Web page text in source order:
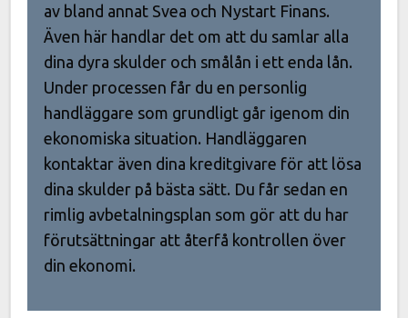
av bland annat Svea och Nystart Finans.
Även här handlar det om att du samlar alla
dina dyra skulder och smålån i ett enda lån.
Under processen får du en personlig
handläggare som grundligt går igenom din
ekonomiska situation. Handläggaren
kontaktar även dina kreditgivare för att lösa
dina skulder på bästa sätt. Du får sedan en
rimlig avbetalningsplan som gör att du har
förutsättningar att återfå kontrollen över
din ekonomi.